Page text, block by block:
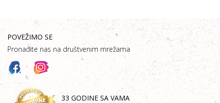
POVEŽIMO SE
Pronađite nas na društvenim mrežama
33 GODINE SA VAMA